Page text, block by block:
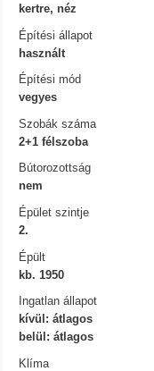
kertre, néz
Építési állapot
használt
Építési mód
vegyes
Szobák száma
2+1 félszoba
Bútorozottság
nem
Épület szintje
2.
Épült
kb. 1950
Ingatlan állapot
kívül: átlagos
belül: átlagos
Klíma